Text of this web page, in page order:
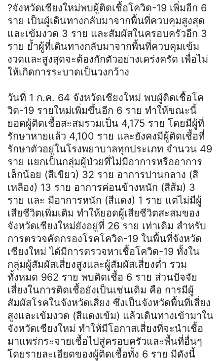
?จังหวัดเชียงใหม่พบผู้ติดเชื้อโควิด-19 เพิ่มอีก 6
ราย เป็นผู้เดินทางกลับมาจากพื้นที่ควบคุมสูงสุด
และเข้มงวด 3 ราย และสัมผัสในครอบครัวอีก 3
ราย ย้ำผู้ที่เดินทางกลับมาจากพื้นที่ควบคุมเข้ม
งวดและสูงสุดจะต้องกักตัวอย่างเคร่งครัด เพื่อไม่
ให้เกิดการระบาดเป็นวงกว้าง
วันที่ 1 ก.ค. 64 จังหวัดเชียงใหม่ พบผู้ติดเชื้อโค
วิด-19 รายใหม่เพิ่มขึ้นอีก 6 ราย ทำให้ขณะนี้
ยอดผู้ติดเชื้อสะสมรวมเป็น 4,175 ราย โดยมีผู้ที่
รักษาหายแล้ว 4,100 ราย และยังคงมีผู้ติดเชื้อที่
รักษาตัวอยู่ในโรงพยาบาลทุกประเภท จำนวน 49
ราย แยกเป็นกลุ่มผู้ป่วยที่ไม่มีอาการหรืออาการ
เล็กน้อย (สีเขียว) 32 ราย อาการปานกลาง (สี
เหลือง) 13 ราย อาการค่อนข้างหนัก (สีส้ม) 3
ราย และ มีอาการหนัก (สีแดง) 1 ราย แต่ไม่มีผู้
เสียชีวิตเพิ่มเติม ทำให้ยอดผู้เสียชีวิตสะสมของ
จังหวัดเชียงใหม่ยังอยู่ที่ 26 ราย เท่าเดิม สำหรับ
การตรวจคัดกรองโรคโควิด-19 ในพื้นที่จังหวัด
เชียงใหม่ ได้มีการตรวจหาเชื้อโควิด-19 ทั้งใน
กลุ่มผู้สัมผัสเสี่ยงสูงและผู้สัมผัสเสี่ยงต่ำ รวม
ทั้งหมด 962 ราย พบติดเชื้อ 6 ราย ส่วนปัจจัย
เสี่ยงในการติดเชื้อยังเป็นเช่นเดิม คือ การมีผู้
สัมผัสโรคในจังหวัดเสี่ยง ซึ่งเป็นจังหวัดพื้นที่เสี่ยง
สูงและเข้มงวด (สีแดงเข้ม) แล้วเดินทางเข้ามาใน
จังหวัดเชียงใหม่ ทำให้มีโอกาสเสี่ยงที่จะนำเชื้อ
มาแพร่กระจายเชื้อไปสู่ครอบครัวและพื้นที่อื่นๆ
โดยรายละเอียดของผู้ติดเชื้อทั้ง 6 ราย มีดังนี้